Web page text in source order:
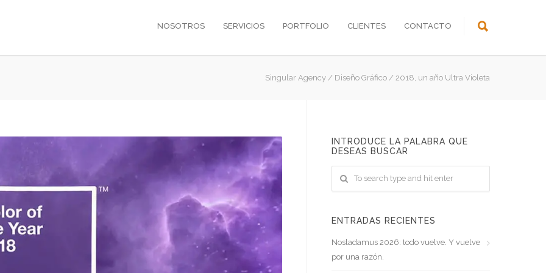
NOSOTROS SERVICIOS PORTFOLIO CLIENTES CONTACTO
Singular Agency / Diseño Gráfico / 2018, un año Ultra Violeta
INTRODUCE LA PALABRA QUE
DESEAS BUSCAR
ENTRADAS RECIENTES
Nosladamus 2026: todo vuelve. Y vuelve
por una razón.